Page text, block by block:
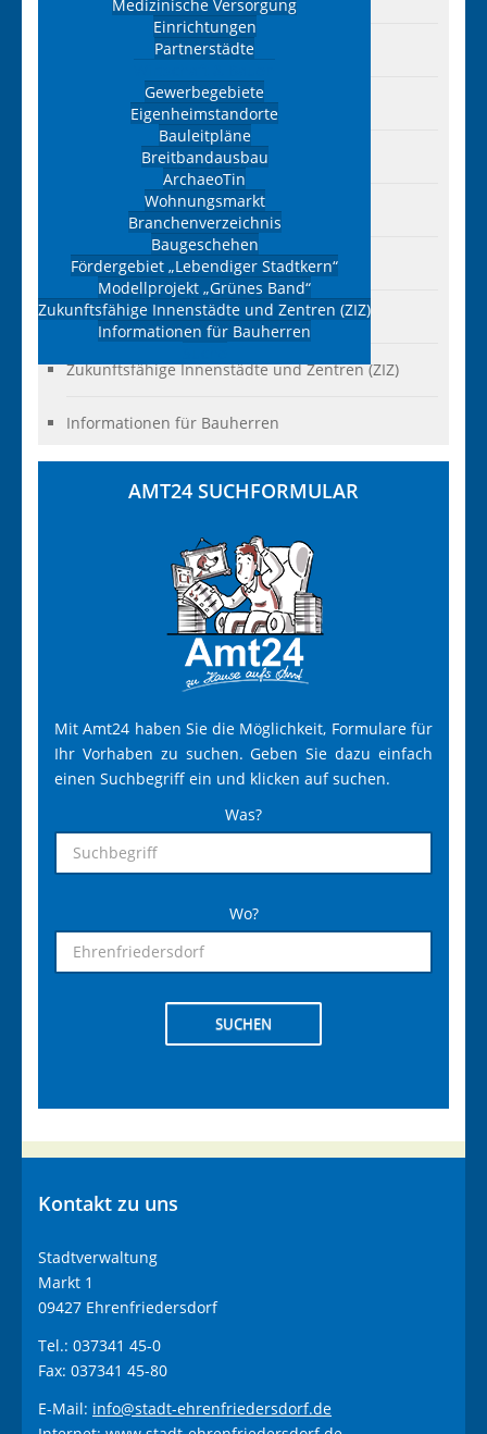
Medizinische Versorgung
Einrichtungen
Partnerstädte
Gewerbegebiete
Eigenheimstandorte
Bauleitpläne
Breitbandausbau
ArchaeoTin
Wohnungsmarkt
Branchenverzeichnis
Baugeschehen
Fördergebiet „Lebendiger Stadtkern“
Modellprojekt „Grünes Band“
Zukunftsfähige Innenstädte und Zentren (ZIZ)
Informationen für Bauherren
Wohnungsmarkt
Branchenverzeichnis
Baugeschehen
Fördergebiet „Lebendiger Stadtkern“
Modellprojekt „Grünes Band“
Zukunftsfähige Innenstädte und Zentren (ZIZ)
Informationen für Bauherren
AMT24 SUCHFORMULAR
Mit Amt24 haben Sie die Möglichkeit, Formulare für
Ihr Vorhaben zu suchen. Geben Sie dazu einfach
einen Suchbegriff ein und klicken auf suchen.
Was?
Wo?
SUCHEN
Kontakt zu uns
Stadtverwaltung
Markt 1
09427 Ehrenfriedersdorf
Tel.: 037341 45-0
Fax: 037341 45-80
E-Mail: info@stadt-ehrenfriedersdorf.de